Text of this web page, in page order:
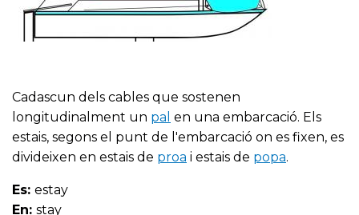
Cadascun dels cables que sostenen
longitudinalment un pal en una embarcació. Els
estais, segons el punt de l'embarcació on es fixen, es
divideixen en estais de proa i estais de popa.
Es: estay
En: stay